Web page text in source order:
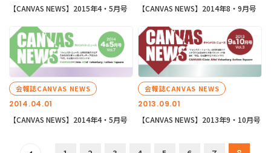
【CANVAS NEWS】2015年4・5月号 【CANVAS NEWS】2014年8・9月号
2014.04.01
会報誌CANVAS NEWS
【CANVAS NEWS】2014年4・5月号
2013.09.01
会報誌CANVAS NEWS
【CANVAS NEWS】2013年9・10月号